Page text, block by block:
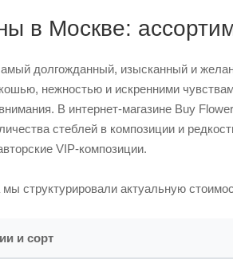
в Москве:
долгожданный, изысканный и
нежностью и искренними
В интернет-магазине Buy
стеблей в композиции и
VIP-композиции.
структурировали актуальную
и сорт